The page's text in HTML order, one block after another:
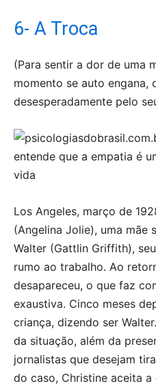
6- A Troca
(Para sentir a dor de uma
momento se auto engana,
desesperadamente pelo
Los Angeles, março de
(Angelina Jolie), uma mãe
Walter (Gattlin Griffith),
rumo ao trabalho. Ao
desapareceu, o que faz
exaustiva. Cinco meses
criança, dizendo ser
da situação, além da
jornalistas que desejam
do caso, Christine aceita